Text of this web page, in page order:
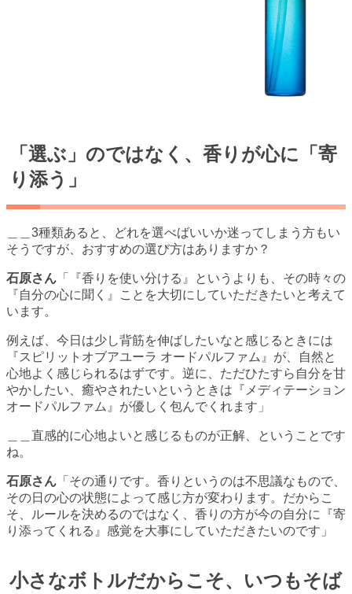
「選ぶ」のではなく、香りが心に「寄
り添う」
＿＿3種類あると、どれを選べばいいか迷ってしまう方もい
そうですが、おすすめの選び方はありますか？
石原さん 「『香りを使い分ける』というよりも、その時々の
『自分の心に聞く』ことを大切にしていただきたいと考えて
います。
例えば、今日は少し背筋を伸ばしたいなと感じるときには
『スピリットオブアユーラ オードパルファム』が、自然と
心地よく感じられるはずです。逆に、ただひたすら自分を甘
やかしたい、癒やされたいというときは『メディテーション
オードパルファム』が優しく包んでくれます」
＿＿直感的に心地よいと感じるものが正解、ということです
ね。
石原さん 「その通りです。香りというのは不思議なもので、
その日の心の状態によって感じ方が変わります。だからこ
そ、ルールを決めるのではなく、香りの方が今の自分に『寄
り添ってくれる』感覚を大事にしていただきたいのです」
小さなボトルだからこそ、いつもそば